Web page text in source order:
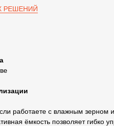
РЕШЕНИЙ
работаете с влажным зерном
ёмкость позволяет гибко